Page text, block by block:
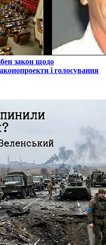
закон щодо
і голосування